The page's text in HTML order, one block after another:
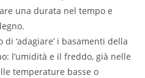
una durata nel tempo e
‘adagiare’ i basamenti della
l’umidità e il freddo, già nelle
temperature basse o